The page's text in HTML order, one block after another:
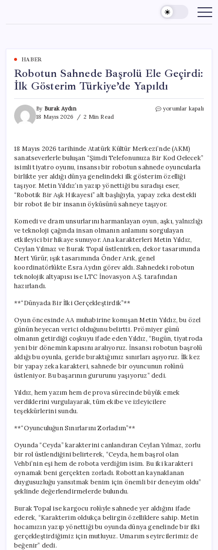
content
HABER
Robotun Sahnede Başrolü Ele Geçirdi:
İlk Gösterim Türkiye’de Yapıldı
By Burak Aydın
18 Mayıs 2026
2 Min Read
Robotun
İlk
Gösterim
Türkiye’de
Yapıldı
yorumlar kapalı
18 Mayıs 2026 tarihinde Atatürk Kültür Merkezi’nde (AKM)
sanatseverlerle buluşan “Şimdi Telefonunuza Bir Kod Gelecek”
isimli tiyatro oyunu, insansı bir robotun sahnede oyuncularla
birlikte yer aldığı dünya genelindeki ilk gösterim özelliği
taşıyor. Metin Yıldız’ın yazıp yönettiği bu sıradışı eser,
“Robotik Bir Aşk Hikayesi” alt başlığıyla, yapay zeka destekli
bir robot ile bir insanın öyküsünü sahneye taşıyor.
Komedi ve dram unsurlarını harmanlayan oyun, aşkı, yalnızlığı
ve teknoloji çağında insan olmanın anlamını sorgulayan
etkileyici bir hikaye sunuyor. Ana karakterleri Metin Yıldız,
Ceylan Yılmaz ve Burak Topal üstlenirken, dekor tasarımında
Mert Yürür, ışık tasarımında Önder Arık, genel
koordinatörlükte Esra Aydın görev aldı. Sahnedeki robotun
teknolojik altyapısı ise LTC İnovasyon A.Ş. tarafından
hazırlandı.
**“Dünyada Bir İlki Gerçekleştirdik”**
Oyun öncesinde AA muhabirine konuşan Metin Yıldız, bu özel
günün heyecan verici olduğunu belirtti. Prömiyer günü
olmanın getirdiği coşkuyu ifade eden Yıldız, “Bugün, tiyatroda
yeni bir dönemin kapısını aralıyoruz. İnsansı robotun başrolü
aldığı bu oyunla, geride bıraktığımız sınırları aşıyoruz. İlk kez
bir yapay zeka karakteri, sahnede bir oyuncunun rolünü
üstleniyor. Bu başarının gururunu yaşıyoruz” dedi.
Yıldız, hem yazım hem de prova sürecinde büyük emek
verdiklerini vurgulayarak, tüm ekibe ve izleyicilere
teşekkürlerini sundu.
**“Oyunculuğun Sınırlarını Zorladım”**
Oyunda “Ceyda” karakterini canlandıran Ceylan Yılmaz, zorlu
bir rol üstlendiğini belirterek, “Ceyda, hem başrol olan
Vehbi’nin eşi hem de robota verdiğim isim. Bu iki karakteri
oynamak beni gerçekten zorladı. Robottan kaynaklanan
duygusuzluğu yansıtmak benim için önemli bir deneyim oldu”
şeklinde değerlendirmelerde bulundu.
Burak Topal ise kargocu rolüyle sahnede yer aldığını ifade
ederek, “Karakterim oldukça belirgin özelliklere sahip. Metin
hocamızın yazıp yönettiği bu oyunda dünya genelinde bir ilki
gerçekleştirdiğimiz için mutluyuz. Umarım seyircilerimiz de
beğenir” dedi.